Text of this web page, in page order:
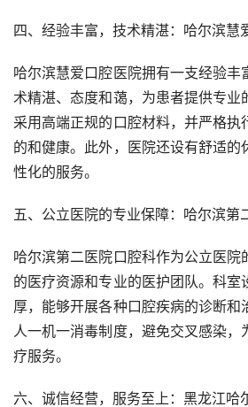
四、经验丰富，技术精湛：哈尔滨慧
哈尔滨慧爱口腔医院拥有一支经验丰
术精湛、态度和蔼，为患者提供专业
采用高端正规的口腔材料，并严格执
的和健康。此外，医院还设有舒适的
性化的服务。
五、公立医院的专业保障：哈尔滨第
哈尔滨第二医院口腔科作为公立医院
的医疗资源和专业的医护团队。科室
厚，能够开展各种口腔疾病的诊断和
人一机一消毒制度，避免交叉感染，
疗服务。
六、诚信经营，服务至上：黑龙江哈